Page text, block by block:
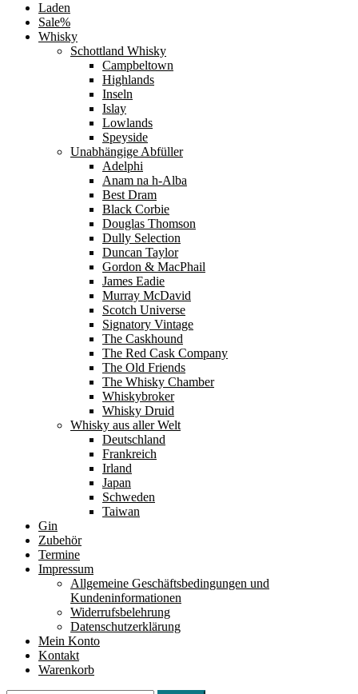
Laden
Sale%
Whisky
Schottland Whisky
Campbeltown
Highlands
Inseln
Islay
Lowlands
Speyside
Unabhängige Abfüller
Adelphi
Anam na h-Alba
Best Dram
Black Corbie
Douglas Thomson
Dully Selection
Duncan Taylor
Gordon & MacPhail
James Eadie
Murray McDavid
Scotch Universe
Signatory Vintage
The Caskhound
The Red Cask Company
The Old Friends
The Whisky Chamber
Whiskybroker
Whisky Druid
Whisky aus aller Welt
Deutschland
Frankreich
Irland
Japan
Schweden
Taiwan
Gin
Zubehör
Termine
Impressum
Allgemeine Geschäftsbedingungen und
Kundeninformationen
Widerrufsbelehrung
Datenschutzerklärung
Mein Konto
Kontakt
Warenkorb